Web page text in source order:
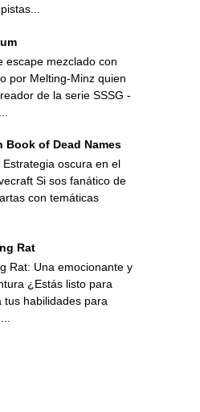
escape mezclado con
por Melting-Minz quien
de la serie SSSG -
Book of Dead Names
oscura en el
Si sos fanático de
con temáticas
Rat
Rat: Una emocionante y
¿Estás listo para
tus habilidades para